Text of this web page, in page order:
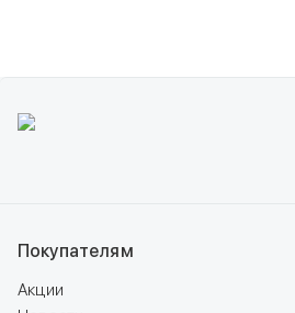
Покупателям
Акции